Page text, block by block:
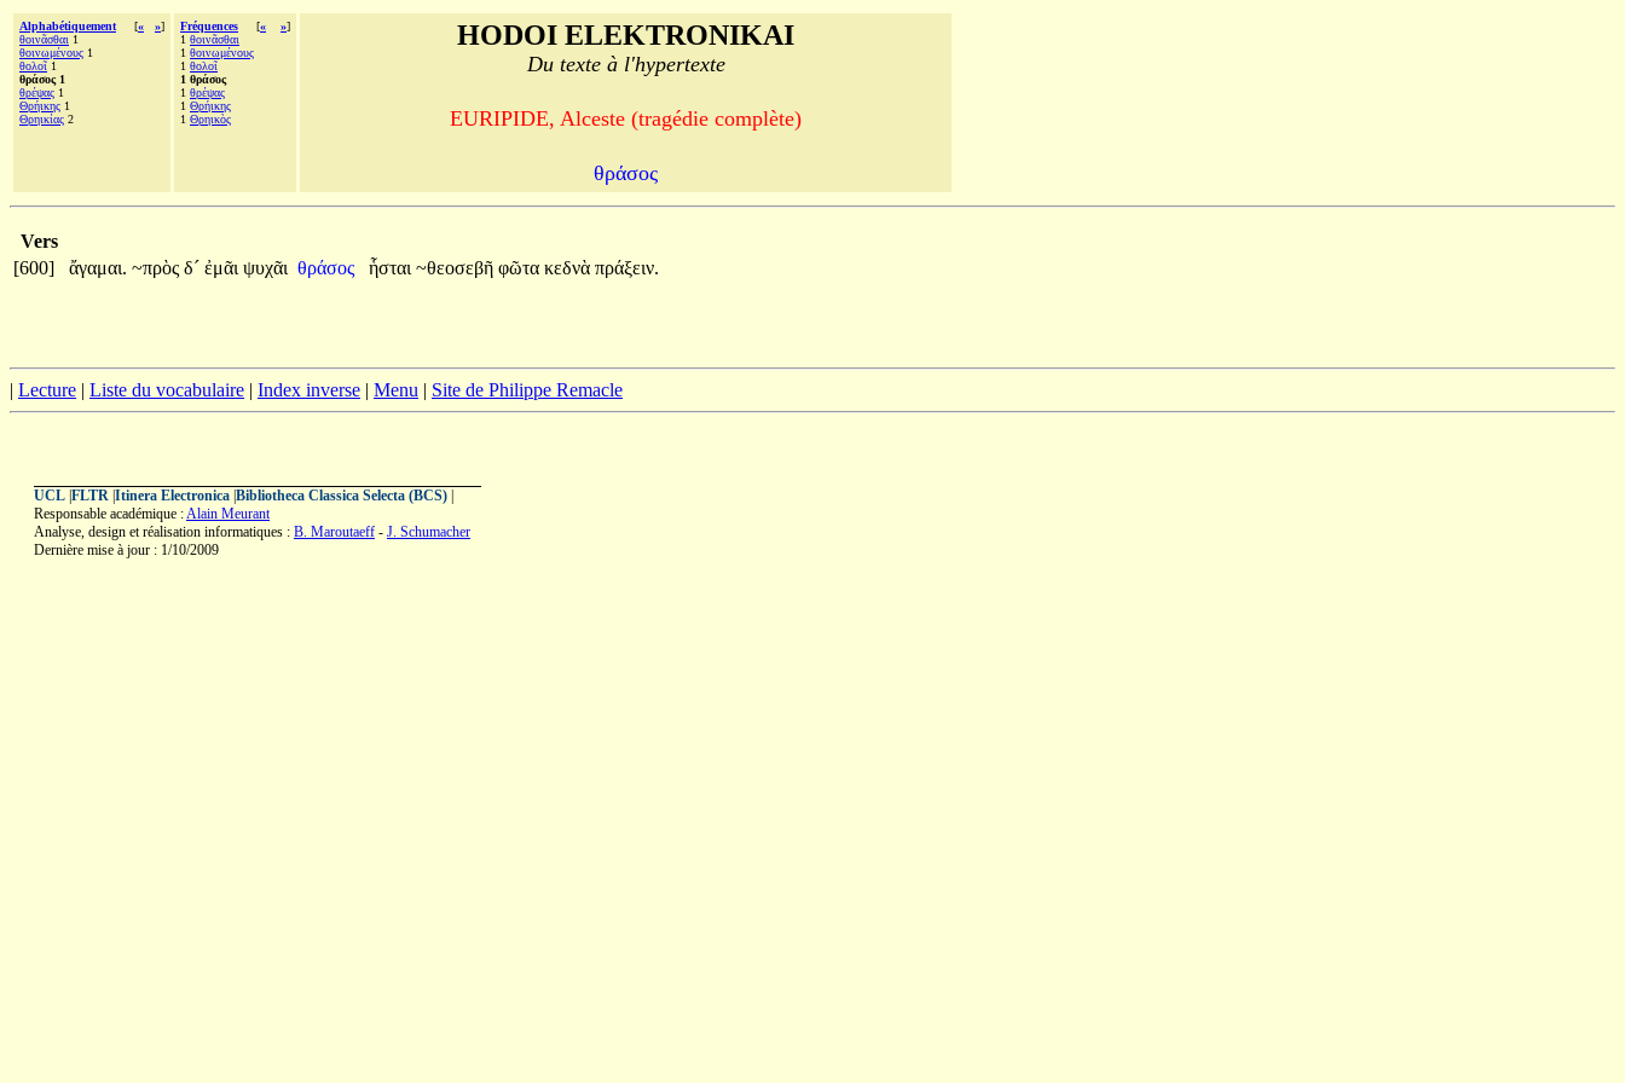
Alphabétiquement [« »]
θοινᾶσθαι 1
θοινωμένους 1
θολοῖ 1
θράσος 1
θρέψας 1
Θρήικης 1
Θρηικίας 2
Fréquences [« »]
1 θοινᾶσθαι
1 θοινωμένους
1 θολοῖ
1 θράσος
1 θρέψας
1 Θρήικης
1 Θρηικὸς
HODOI ELEKTRONIKAI
Du texte à l'hypertexte
EURIPIDE, Alceste (tragédie complète)
θράσος
Vers
[600]
ἄγαμαι. ~πρὸς δ´ ἐμᾶι ψυχᾶι θράσος ἧσται ~θεοσεβῆ φῶτα κεδνὰ πράξειν.
| Lecture | Liste du vocabulaire | Index inverse | Menu | Site de Philippe Remacle
UCL FLTR Itinera Electronica Bibliotheca Classica Selecta (BCS)
Responsable académique :Alain Meurant
Analyse, design et réalisation informatiques : B. Maroutaeff - J. Schumacher
Dernière mise à jour : 1/10/2009